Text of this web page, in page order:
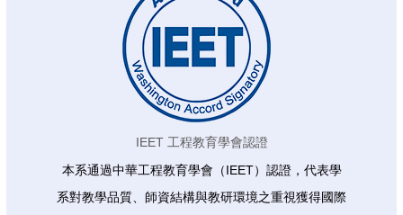
IEET 工程教育學會認證
本系通過中華工程教育學會（IEET）認證，代表學
系對教學品質、師資結構與教研環境之重視獲得國際